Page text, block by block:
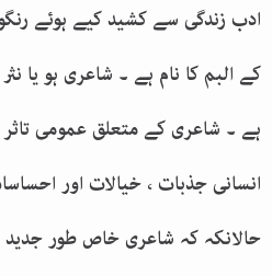
ادب زندگی سے کشید کیے ہوئے
کے البم کا نام ہے ۔ شاعری ہو یا
ہے ۔ شاعری کے متعلق عمومی تاثر
انسانی جذبات ، خیالات اور
حالانکہ کہ شاعری خاص طور